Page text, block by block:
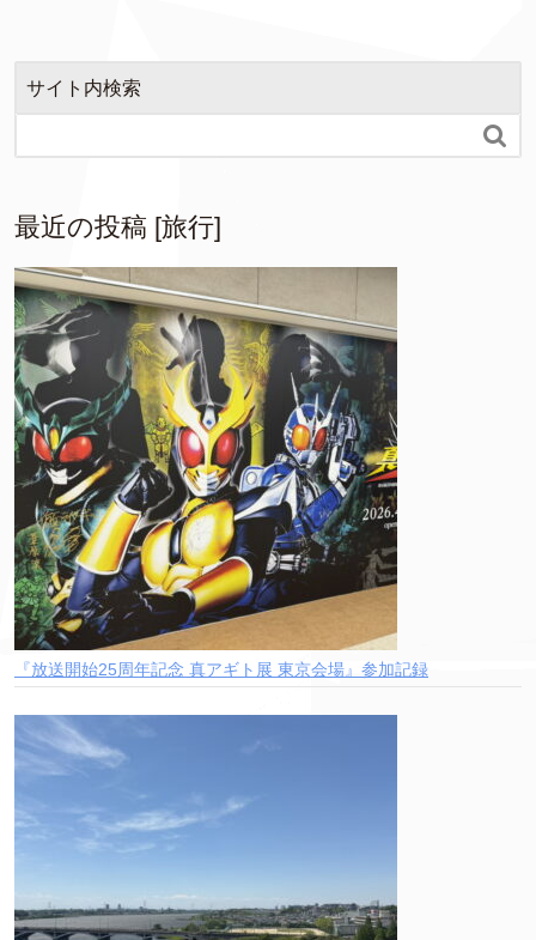
サイト内検索

最近の投稿 [旅行]
『放送開始25周年記念 真アギト展 東京会場』参加記録